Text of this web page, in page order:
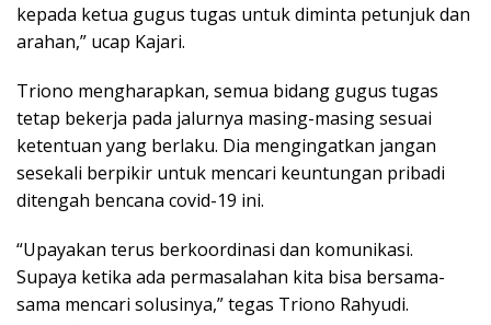
kepada ketua gugus tugas untuk diminta petunjuk dan
arahan,” ucap Kajari.
Triono mengharapkan, semua bidang gugus tugas
tetap bekerja pada jalurnya masing-masing sesuai
ketentuan yang berlaku. Dia mengingatkan jangan
sesekali berpikir untuk mencari keuntungan pribadi
ditengah bencana covid-19 ini.
“Upayakan terus berkoordinasi dan komunikasi.
Supaya ketika ada permasalahan kita bisa bersama-
sama mencari solusinya,” tegas Triono Rahyudi.